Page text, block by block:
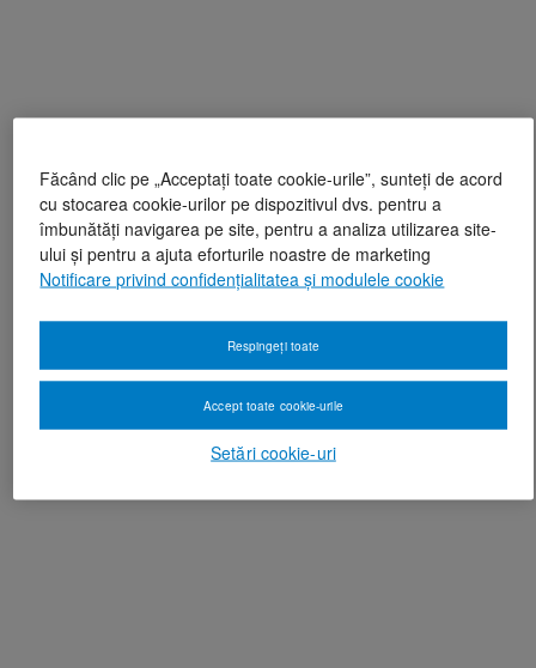
Făcând clic pe „Acceptați toate cookie-urile”, sunteți de acord
cu stocarea cookie-urilor pe dispozitivul dvs. pentru a
îmbunătăți navigarea pe site, pentru a analiza utilizarea site-
ului și pentru a ajuta eforturile noastre de marketing
Notificare privind confidențialitatea și modulele cookie
Setări cookie-uri
Respingeți toate
Accept toate cookie-urile